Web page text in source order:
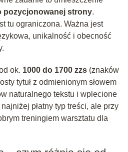
pozycjonowanej strony.
tu ograniczona. Ważna jest
unikalność i obecność
ok. 1000 do 1700 zzs(znaków
tytuł z odmienionym słowem
naturalnego tekstu i wplecione
płatny typ treści, ale przy
treningiem warsztatu dla